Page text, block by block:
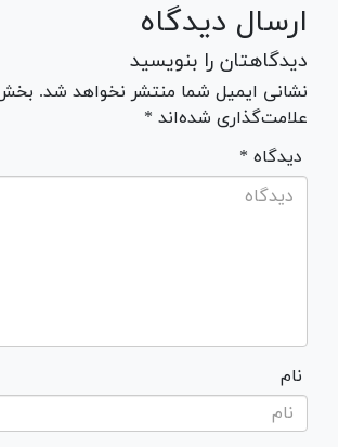
ارسال دیدگاه
دیدگاهتان را بنویسید
نشانی ایمیل شما منتشر نخواهد شد.
علامت‌گذاری شده‌اند *
* دیدگاه
نام